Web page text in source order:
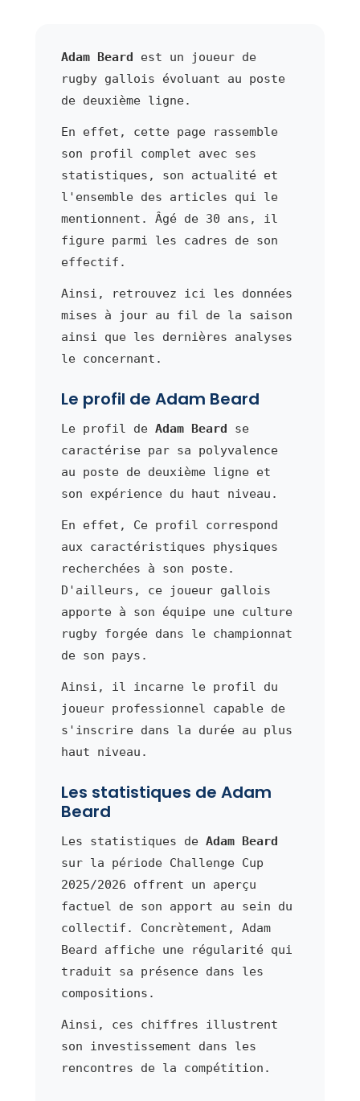
Adam Beard est un joueur de
rugby gallois évoluant au poste
de deuxième ligne.
En effet, cette page rassemble
son profil complet avec ses
statistiques, son actualité et
l'ensemble des articles qui le
mentionnent. Âgé de 30 ans, il
figure parmi les cadres de son
effectif.
Ainsi, retrouvez ici les données
mises à jour au fil de la saison
ainsi que les dernières analyses
le concernant.
Le profil de Adam Beard
Le profil de Adam Beard se
caractérise par sa polyvalence
au poste de deuxième ligne et
son expérience du haut niveau.
En effet, Ce profil correspond
aux caractéristiques physiques
recherchées à son poste.
D'ailleurs, ce joueur gallois
apporte à son équipe une culture
rugby forgée dans le championnat
de son pays.
Ainsi, il incarne le profil du
joueur professionnel capable de
s'inscrire dans la durée au plus
haut niveau.
Les statistiques de Adam
Beard
Les statistiques de Adam Beard
sur la période Challenge Cup
2025/2026 offrent un aperçu
factuel de son apport au sein du
collectif. Concrètement, Adam
Beard affiche une régularité qui
traduit sa présence dans les
compositions.
Ainsi, ces chiffres illustrent
son investissement dans les
rencontres de la compétition.